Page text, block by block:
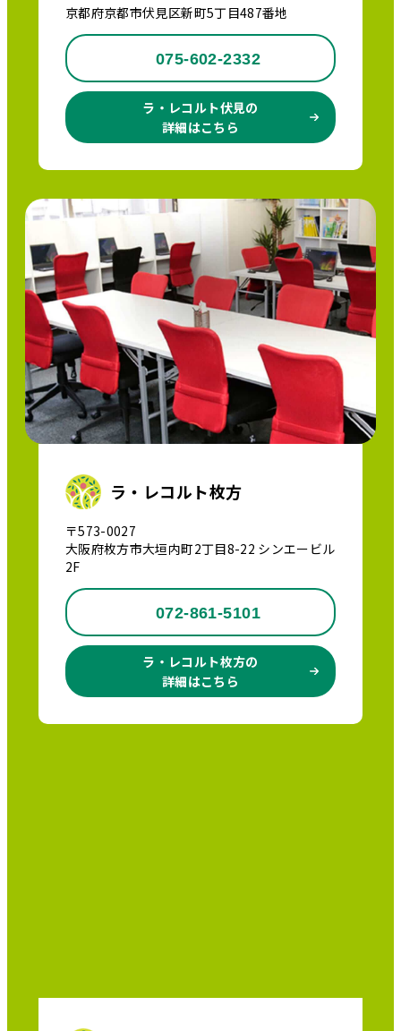
京都府京都市伏見区新町5丁目487番地
075-602-2332
ラ・レコルト伏見の
詳細はこちら
ラ・レコルト枚方
〒573-0027
大阪府枚方市大垣内町2丁目8-22 シンエービル
2F
072-861-5101
ラ・レコルト枚方の
詳細はこちら